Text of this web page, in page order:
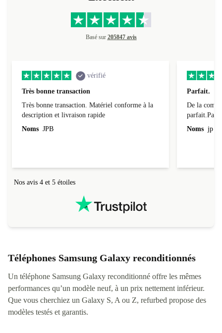
Basé sur 205847 avis
vérifié
Très bonne transaction
Très bonne transaction. Matériel conforme à la
description et livraison rapide
Noms JPB
Parfait.
De la
Noms jp
Nos avis 4 et 5 étoiles
Téléphones Samsung Galaxy reconditionnés
Un téléphone Samsung Galaxy reconditionné offre les mêmes
performances qu’un modèle neuf, à un prix nettement inférieur.
Que vous cherchiez un Galaxy S, A ou Z, refurbed propose des
modèles testés et garantis.